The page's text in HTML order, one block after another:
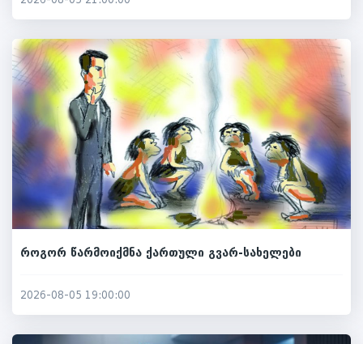
როგორ წარმოიქმნა ქართული გვარ-სახელები
2026-08-05 19:00:00